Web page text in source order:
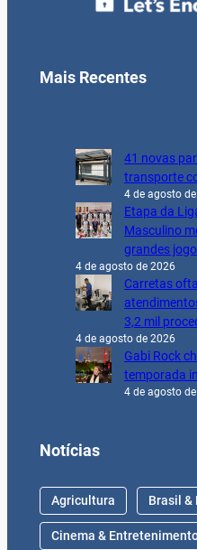
Mais Recentes
41 novas
transporte
4 de agosto
Etapa da
Masculino
grandes
4 de agosto de 2026
Carretas
3,2 mil
4 de agosto de 2026
Gabi Rock
temporada
4 de agosto
Notícias
Agricultura Brasil &
Cinema &